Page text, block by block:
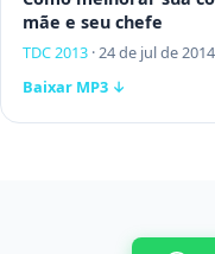
mãe e seu chefe
TDC 2013·24 de jul de 2014
Baixar MP3 ↓